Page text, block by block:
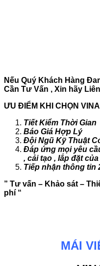
Nếu Quý Khách Hàng
Cần Tư Vấn , Xin hãy
ƯU ĐIỂM KHI CHỌN
Tiết Kiểm Thời Gian
Báo Giá Hợp Lý
Đội Ngũ Kỹ Thuật
Đáp ứng mọi yêu
, cải tạo , lắp đặt
Tiếp nhận thông tin
” Tư vấn – Khảo sát –
phí “
MÁI